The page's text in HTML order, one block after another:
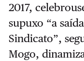
2017,
supuxo “a
Sindicato”,
Mogo,